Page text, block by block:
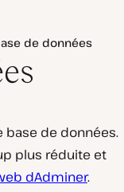
de données
de données.
plus réduite et
dAdminer.